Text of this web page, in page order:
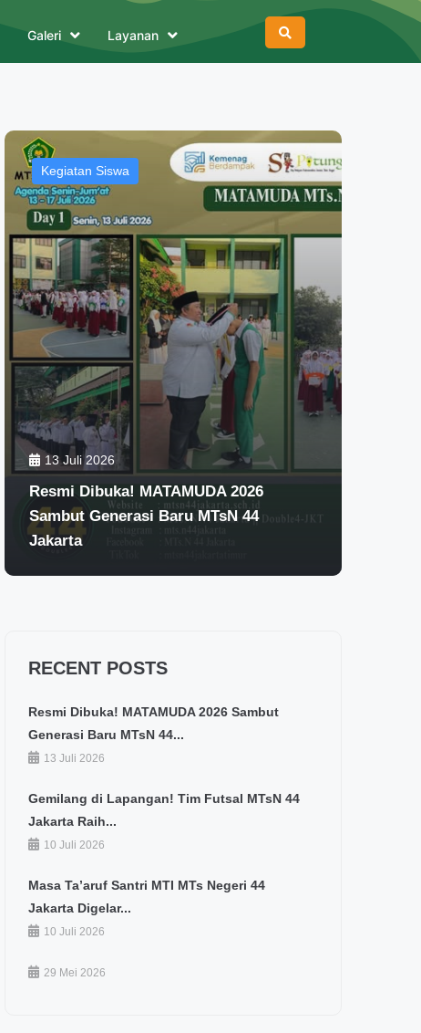
Galeri Layanan
Kegiatan Siswa
13 Juli 2026
Resmi Dibuka! MATAMUDA 2026
Sambut Generasi Baru MTsN 44
Jakarta
RECENT POSTS
Resmi Dibuka! MATAMUDA 2026 Sambut
Generasi Baru MTsN 44...
13 Juli 2026
Gemilang di Lapangan! Tim Futsal MTsN 44
Jakarta Raih...
10 Juli 2026
Masa Ta’aruf Santri MTI MTs Negeri 44
Jakarta Digelar...
10 Juli 2026
29 Mei 2026